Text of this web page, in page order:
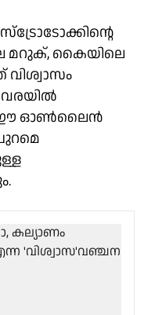
മറുക്, കൈയിലെ
വരയിൽ
ഈ ഓൺലൈൻ